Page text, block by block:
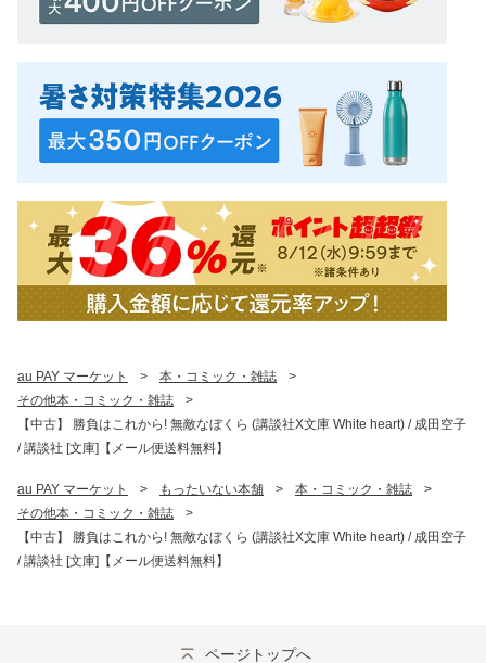
au PAY マーケット > 本・コミック・雑誌
>
その他本・コミック・雑誌
>
【中古】 勝負はこれから! 無敵なぼくら (講談社X文庫 White heart) / 成田空子
/ 講談社 [文庫]【メール便送料無料】
au PAY マーケット > もったいない本舗 > 本・コミック・雑誌
>
その他本・コミック・雑誌
>
【中古】 勝負はこれから! 無敵なぼくら (講談社X文庫 White heart) / 成田空子
/ 講談社 [文庫]【メール便送料無料】
ページトップへ